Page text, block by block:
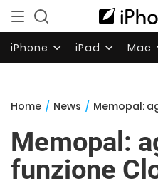
iPhone iPad Mac
Home / News / Memopal:
Memopal:
funzione